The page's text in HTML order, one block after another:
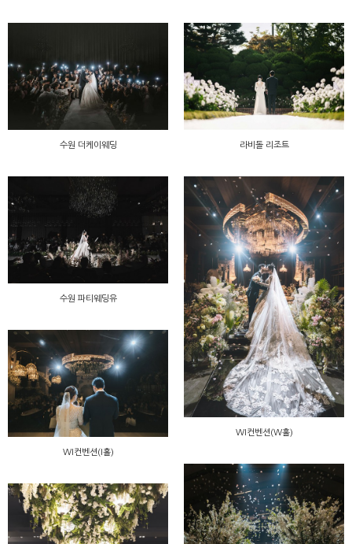
수원 더케이웨딩 라비돌 리조트
수원 파티웨딩유
WI컨벤션(W홀)
WI컨벤션(I홀)